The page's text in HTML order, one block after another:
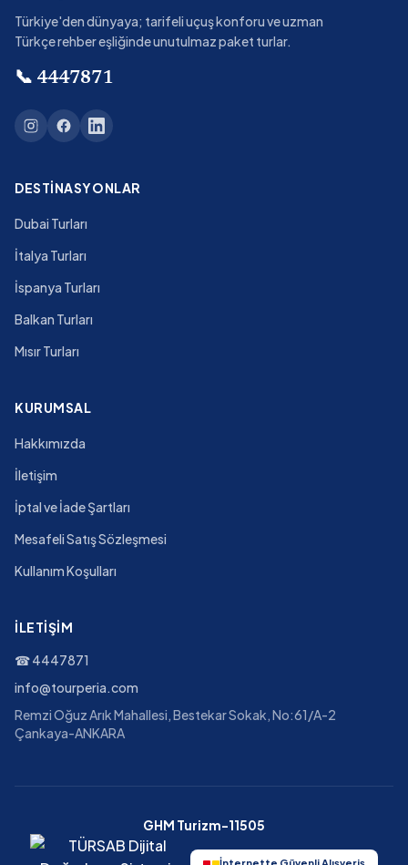
Türkiye'den dünyaya; tarifeli uçuş konforu ve uzman
Türkçe rehber eşliğinde unutulmaz paket turlar.
📞 4447871
DESTINASYONLAR
Dubai Turları
İtalya Turları
İspanya Turları
Balkan Turları
Mısır Turları
KURUMSAL
Hakkımızda
İletişim
İptal ve İade Şartları
Mesafeli Satış Sözleşmesi
Kullanım Koşulları
İLETIŞIM
☎4447871
info@tourperia.com
Remzi Oğuz Arık Mahallesi, Bestekar Sokak, No:61/A-2
Çankaya-ANKARA
GHM Turizm-11505